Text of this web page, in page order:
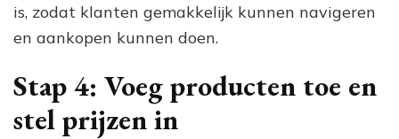
is, zodat klanten gemakkelijk kunnen navigeren
en aankopen kunnen doen.
Stap 4: Voeg producten toe en
stel prijzen in